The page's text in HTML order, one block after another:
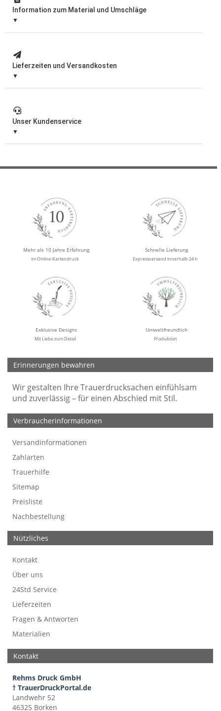
Information zum Material und Umschläge
Lieferzeiten und Versandkosten
Unser Kundenservice
Mehr als 10 Jahre Erfahrung
im Online-Kartendruck
Schnelle Lieferung
Expressversand innerhalb 24 h
Exklusive Designs
Mit Liebe zum Detail
Umweltfreundlich
Produktion
Erinnerungen bewahren
Wir gestalten Ihre Trauerdrucksachen einfühlsam
und zuverlässig – für einen Abschied mit Stil.
Verbraucherinformationen
Versandinformationen
Zahlarten
Trauerhilfe
Sitemap
Preisliste
Nachbestellung
Werbefreie Trauerkarten
Tipps
So bestellen Sie
Preise und Muster
Texte für Trauerkarten
Texte für Kondolenzkarten
Nützliches
Kontakt
Über uns
24Std Service
Lieferzeiten
Fragen & Antworten
Materialien
Kontakt
Rehms Druck GmbH
† TrauerDruckPortal.de
Landwehr 52
46325 Borken